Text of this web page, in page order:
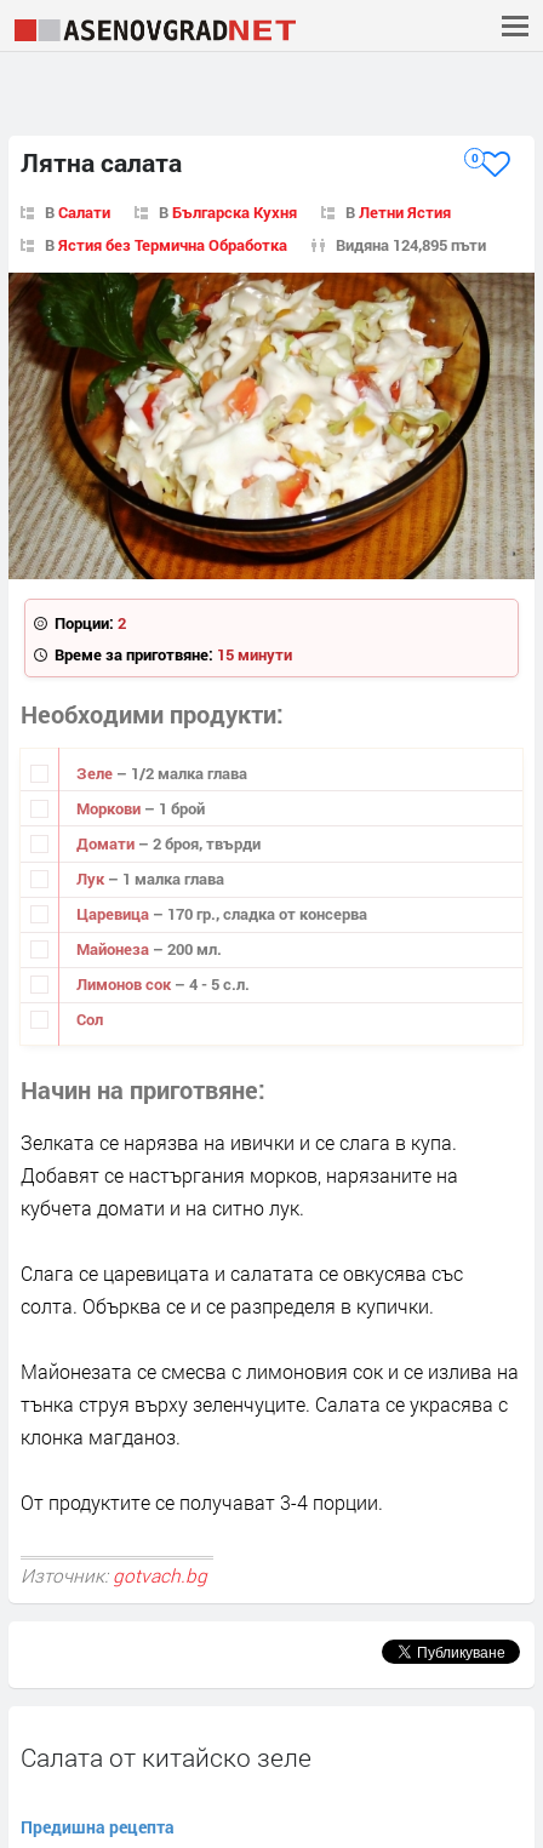
Лятна салата 0
ВСалати ВБългарска Кухня ВЛетни Ястия
ВЯстия без Термична Обработка Видяна 124,895 пъти
Порции: 2
Време за приготвяне: 15 минути
Необходими продукти
Зеле – 1/2 малка глава
Моркови – 1 брой
Домати – 2 броя, твърди
Лук – 1 малка глава
Царевица – 170 гр., сладка от консерва
Майонеза – 200 мл.
Лимонов сок – 4 - 5 с.л.
Сол
Начин на приготвяне
Зелката се нарязва на ивички и се слага в купа.
Добавят се настъргания морков, нарязаните на
кубчета домати и на ситно лук.
Слага се царевицата и салатата се овкусява със
солта. Обърква се и се разпределя в купички.
Майонезата се смесва с лимоновия сок и се излива на
тънка струя върху зеленчуците. Салата се украсява с
клонка магданоз.
От продуктите се получават 3-4 порции.
Източник: gotvach.bg
Салата от китайско зеле
Предишна рецепта